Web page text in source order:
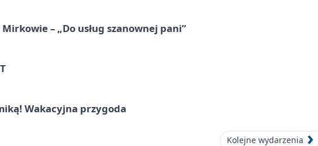
– „Do usług szanownej pani”
Wakacyjna przygoda
Kolejne wydarzenia